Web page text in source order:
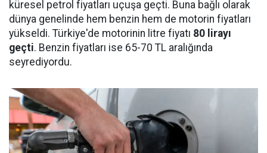
küresel petrol fiyatları uçuşa geçti. Buna bağlı olarak
dünya genelinde hem benzin hem de motorin fiyatları
yükseldi. Türkiye'de motorinin litre fiyatı 80 lirayı
geçti. Benzin fiyatları ise 65-70 TL aralığında
seyrediyordu.